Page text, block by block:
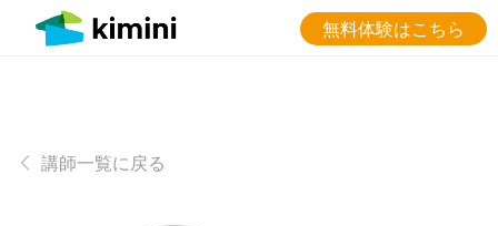
無料体験はこちら
講師一覧に戻る